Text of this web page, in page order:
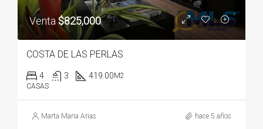
Venta $825,000
COSTA DE LAS PERLAS
4 3 419.00M2
CASAS
Marta Maria Arias hace 5 años